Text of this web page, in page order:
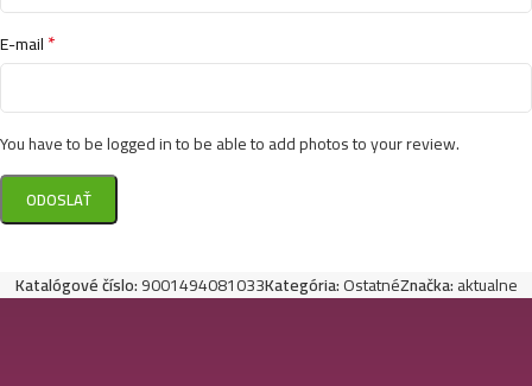
E-mail*
You have to be logged in to be able to add photos to your review.
Katalógové číslo:9001494081033Kategória:OstatnéZnačka:aktualne